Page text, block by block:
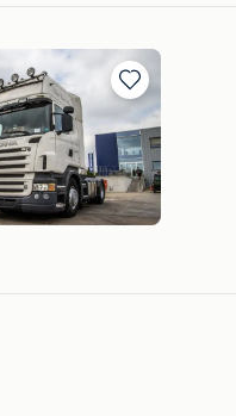
Bewaren
in
Mijn
Favorieten